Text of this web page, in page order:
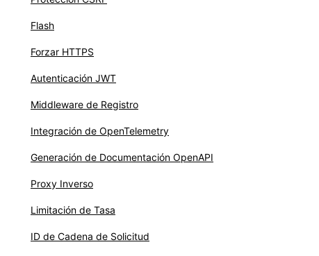
Flash
Forzar HTTPS
Autenticación JWT
Middleware de Registro
Integración de OpenTelemetry
Generación de Documentación OpenAPI
Proxy Inverso
Limitación de Tasa
ID de Cadena de Solicitud